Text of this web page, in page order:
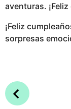
aventuras.
¡Feliz
sorpresas
P
o